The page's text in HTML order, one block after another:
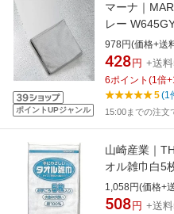
ポイントUPジャンル
マーナ｜
レー
978円(価格+送
428 円 +送
6ポイント (1倍+
5(1
15:00までの注文
山崎産業｜
オル雑巾白5
1,058円(価格+
508 円 +送